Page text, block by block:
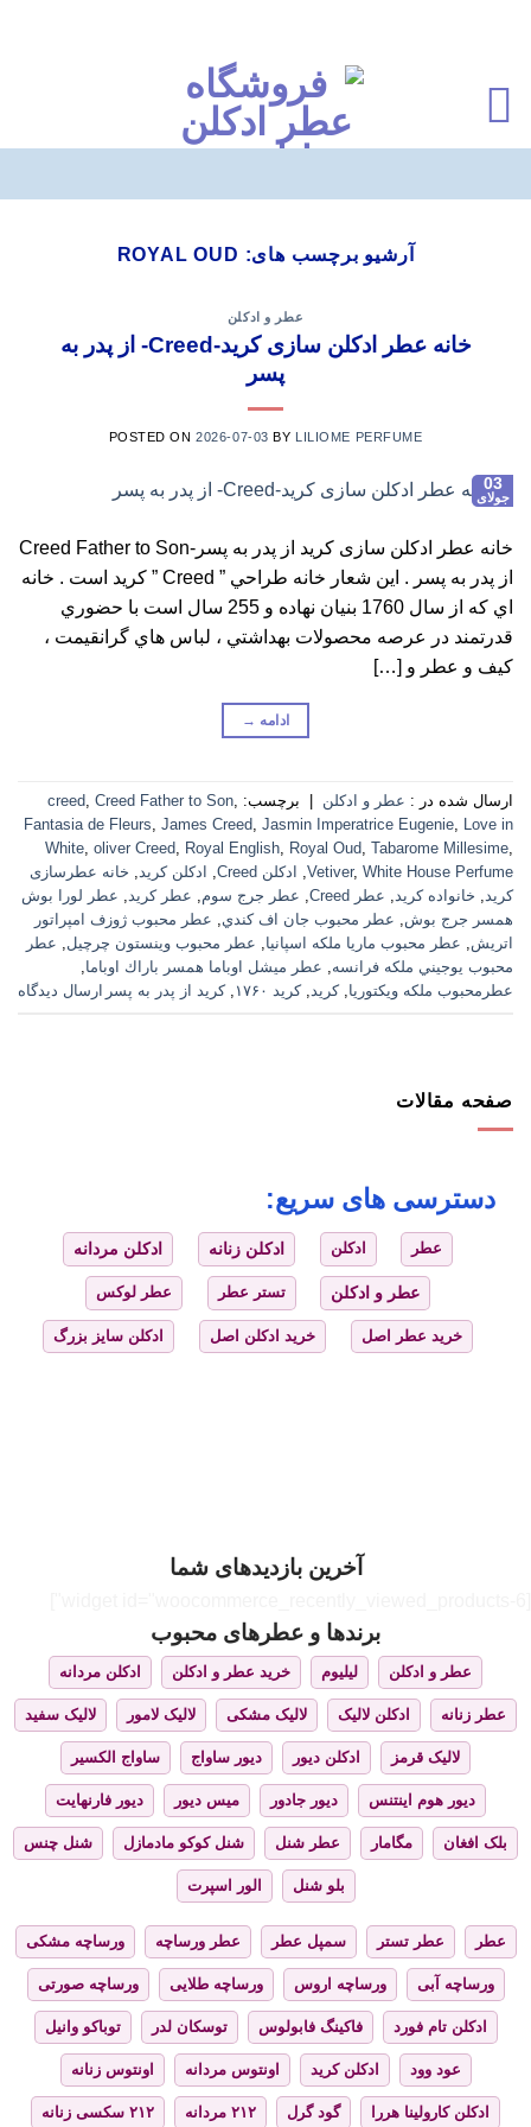
آرشیو برچسب های: ROYAL OUD
عطر و ادکلن
خانه عطر ادکلن سازی کرید-Creed- از پدر به
پسر
POSTED ON2026-07-03 BY LILIOME PERFUME
03
جولای
خانه عطر ادکلن سازی کرید از پدر به پسر-Creed Father to Son
از پدر به پسر . اين شعار خانه طراحي ” Creed ” کرید است . خانه
اي كه از سال 1760 بنيان نهاده و 255 سال است با حضوري
قدرتمند در عرصه محصولات بهداشتي ، لباس هاي گرانقيمت ،
كيف و عطر و […]
ادامه →
ارسال شده در : عطر و ادکلن برچسب: creed, Creed Father to Son,
Fantasia de Fleurs, James Creed, Jasmin Imperatrice Eugenie, Love in
White, oliver Creed, Royal English, Royal Oud, Tabarome Millesime,
Vetiver, White House Perfume
, ادکلن Creed , ادکلن کرید, خانه عطرسازی
کرید, خانواده کرید, عطر Creed , عطر جرج سوم, عطر کرید, عطر لورا بوش
همسر جرج بوش, عطر محبوب جان اف كندي, عطر محبوب ژوزف امپراتور
اتريش, عطر محبوب ماريا ملكه اسپانيا, عطر محبوب وينستون چرچيل, عطر
محبوب يوجيني ملكه فرانسه, عطر ميشل اوباما همسر باراك اوباما,
عطرمحبوب ملكه ويكتوريا,کرید,کرید ۱۷۶۰ ,کرید از پدر به پسر ارسال دیدگاه
صفحه مقالات
دسترسی های سریع:
عطر ادکلن ادکلن زنانه ادکلن مردانه
عطر و ادکلن تستر عطر عطر لوکس
خرید عطر اصل خرید ادکلن اصل ادکلن سایز بزرگ
آخرین بازدیدهای شما
برندها و عطرهای محبوب
عطر و ادکلن لیلیوم خرید عطر و ادکلن ادکلن مردانه
عطر زنانه ادکلن لالیک لالیک مشکی لالیک لامور لالیک سفید
لالیک قرمز ادکلن دیور دیور ساواج ساواج الکسیر
دیور هوم اینتنس دیور جادور میس دیور دیور فارنهایت
بلک افغان مگامار عطر شنل شنل کوکو مادمازل شنل چنس
بلو شنل الور اسپرت
عطر عطر تستر سمپل عطر عطر ورساچه ورساچه مشکی
ورساچه آبی ورساچه اروس ورساچه طلایی ورساچه صورتی
ادکلن تام فورد فاکینگ فابولوس توسکان لدر توباکو وانیل
عود وود ادکلن کرید اونتوس مردانه اونتوس زنانه
ادکلن کارولینا هررا گود گرل ۲۱۲ مردانه ۲۱۲ سکسی زنانه